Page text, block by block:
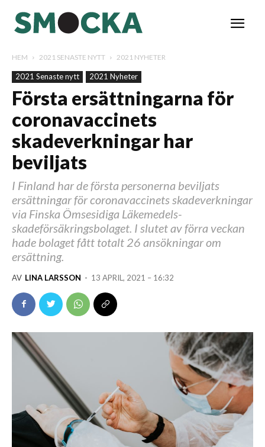
HEM 2021 SENASTE NYTT 2021 NYHETER
2021 Senaste nytt 2021 Nyheter
Första ersättningarna för
coronavaccinets
skadeverkningar har
beviljats
I Finland har de första personerna beviljats
ersättningar för coronavaccinets skadeverkningar
via Finska Ömsesidiga Läkemedels-
skadeförsäkringsbolaget. I slutet av förra veckan
hade bolaget fått totalt 26 ansökningar om
ersättning.
AV LINA LARSSON - 13 APRIL, 2021 – 16:32